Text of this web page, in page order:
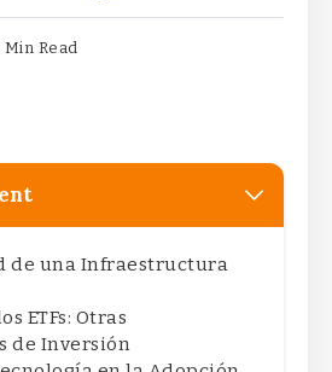
Min Read
de una Infraestructura
ETFs: Otras
de Inversión